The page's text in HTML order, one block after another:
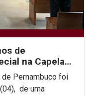
de
na Capela
de Pernambuco foi
de uma